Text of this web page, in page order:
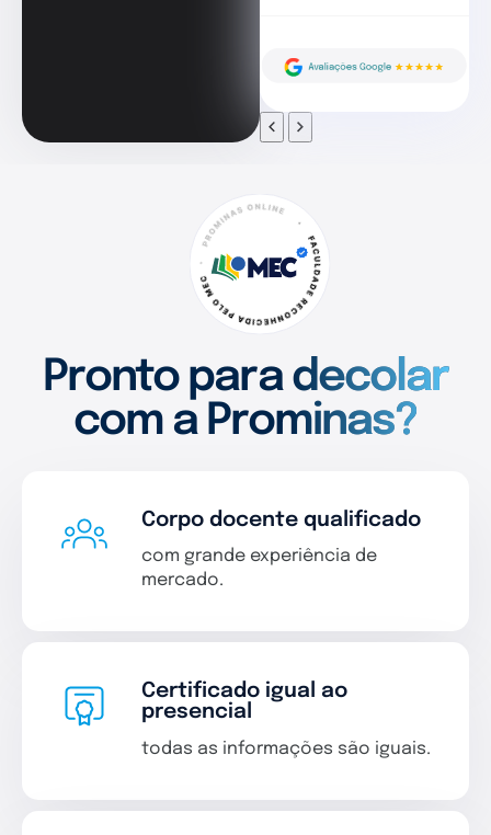
Pronto para decolar
com a Prominas?
Corpo docente qualificado
com grande experiência de
mercado.
Certificado igual ao
presencial
todas as informações são iguais.